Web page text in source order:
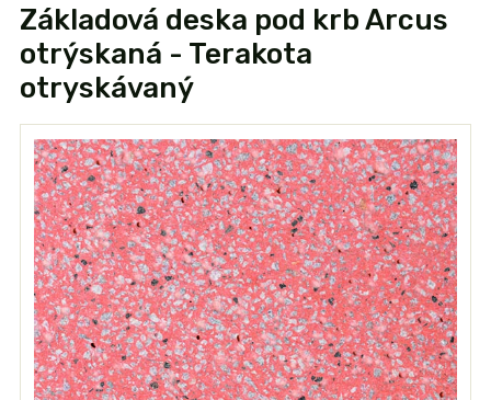
Základová deska pod krb Arcus
otrýskaná - Terakota
otryskávaný